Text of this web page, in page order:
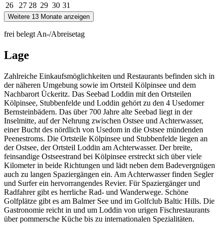
26
27 28 29 30 31
Weitere 13 Monate anzeigen
frei belegt An-/Abreisetag
Lage
Zahlreiche Ein­kaufs­mög­lich­keiten und Restaurants befinden sich in
der näheren Umgebung sowie im Ortsteil Kölpinsee und dem
Nachbarort Ückeritz. Das Seebad Loddin mit den Ortsteilen
Kölpinsee, Stubbenfelde und Loddin gehört zu den 4 Usedomer
Bernsteinbädern. Das über 700 Jahre alte Seebad liegt in der
Inselmitte, auf der Nehrung zwischen Ostsee und Achterwasser,
einer Bucht des nördlich von Usedom in die Ostsee mündenden
Peene­stroms. Die Ortsteile Kölpinsee und Stubbenfelde liegen an
der Ostsee, der Ortsteil Loddin am Achterwasser. Der breite,
feinsandige Ostseestrand bei Kölpinsee erstreckt sich über viele
Kilometer in beide Richtungen und lädt neben dem Badevergnügen
auch zu langen Spaziergängen ein. Am Achterwasser finden Segler
und Surfer ein hervorrangendes Revier. Für Spaziergänger und
Radfahrer gibt es herrliche Rad- und Wander­wege. Schöne
Golfplätze gibt es am Balmer See und im Golfclub Baltic Hills. Die
Gastronomie reicht in und um Loddin von urigen Fischrestaurants
über pommersche Küche bis zu internationalen Spezialitäten.